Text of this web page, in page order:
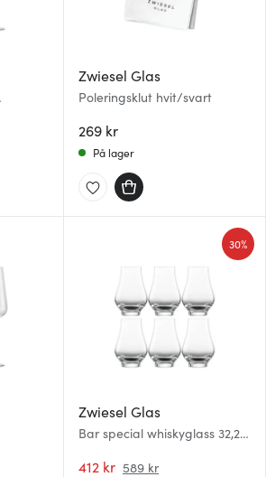
Zwiesel Glas
Poleringsklut hvit/svart
269 kr
På lager
Zwiesel Glas
Bar special whiskyglass 32,2
412 kr 589 kr
30%